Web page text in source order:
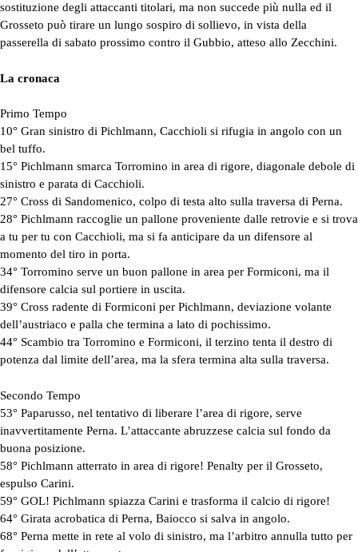
sostituzione degli attaccanti titolari, ma non succede più nulla ed il
Grosseto può tirare un lungo sospiro di sollievo, in vista della
passerella di sabato prossimo contro il Gubbio, atteso allo Zecchini.
La cronaca
Primo Tempo
10° Gran sinistro di Pichlmann, Cacchioli si rifugia in angolo con un
bel tuffo.
15° Pichlmann smarca Torromino in area di rigore, diagonale debole di
sinistro e parata di Cacchioli.
27° Cross di Sandomenico, colpo di testa alto sulla traversa di Perna.
28° Pichlmann raccoglie un pallone proveniente dalle retrovie e si trova
a tu per tu con Cacchioli, ma si fa anticipare da un difensore al
momento del tiro in porta.
34° Torromino serve un buon pallone in area per Formiconi, ma il
difensore calcia sul portiere in uscita.
39° Cross radente di Formiconi per Pichlmann, deviazione volante
dell’austriaco e palla che termina a lato di pochissimo.
44° Scambio tra Torromino e Formiconi, il terzino tenta il destro di
potenza dal limite dell’area, ma la sfera termina alta sulla traversa.
Secondo Tempo
53° Paparusso, nel tentativo di liberare l’area di rigore, serve
inavvertitamente Perna. L’attaccante abruzzese calcia sul fondo da
buona posizione.
58° Pichlmann atterrato in area di rigore! Penalty per il Grosseto,
espulso Carini.
59° GOL! Pichlmann spiazza Carini e trasforma il calcio di rigore!
64° Girata acrobatica di Perna, Baiocco si salva in angolo.
68° Perna mette in rete al volo di sinistro, ma l’arbitro annulla tutto per